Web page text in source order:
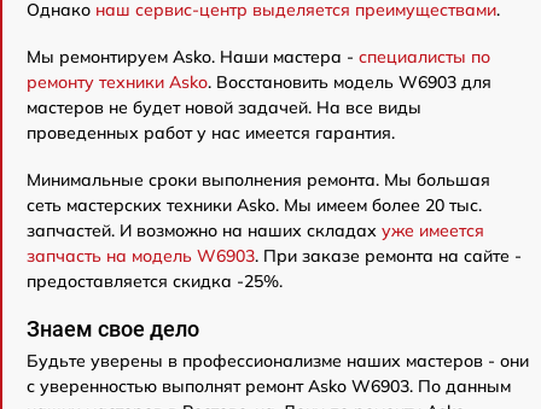
Однако наш сервис-центр выделяется преимуществами.
Мы ремонтируем Asko. Наши мастера - специалисты по
ремонту техники Asko. Восстановить модель W6903 для
мастеров не будет новой задачей. На все виды
проведенных работ у нас имеется гарантия.
Минимальные сроки выполнения ремонта. Мы большая
сеть мастерских техники Asko. Мы имеем более 20 тыс.
запчастей. И возможно на наших складах уже имеется
запчасть на модель W6903. При заказе ремонта на сайте -
предоставляется скидка -25%.
Знаем свое дело
Будьте уверены в профессионализме наших мастеров - они
с уверенностью выполнят ремонт Asko W6903. По данным